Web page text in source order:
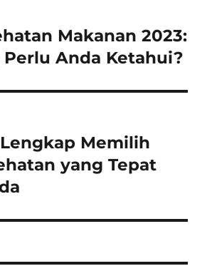
Makanan 2023:
Anda Ketahui?
Memilih
yang Tepat